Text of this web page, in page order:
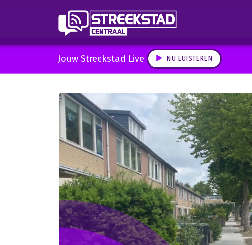
Jouw Streekstad Live NU LUISTEREN